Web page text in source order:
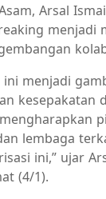
Arsal
menjadi
ini menjadi
kesepakatan
lembaga
ini,” ujar
(4/1).